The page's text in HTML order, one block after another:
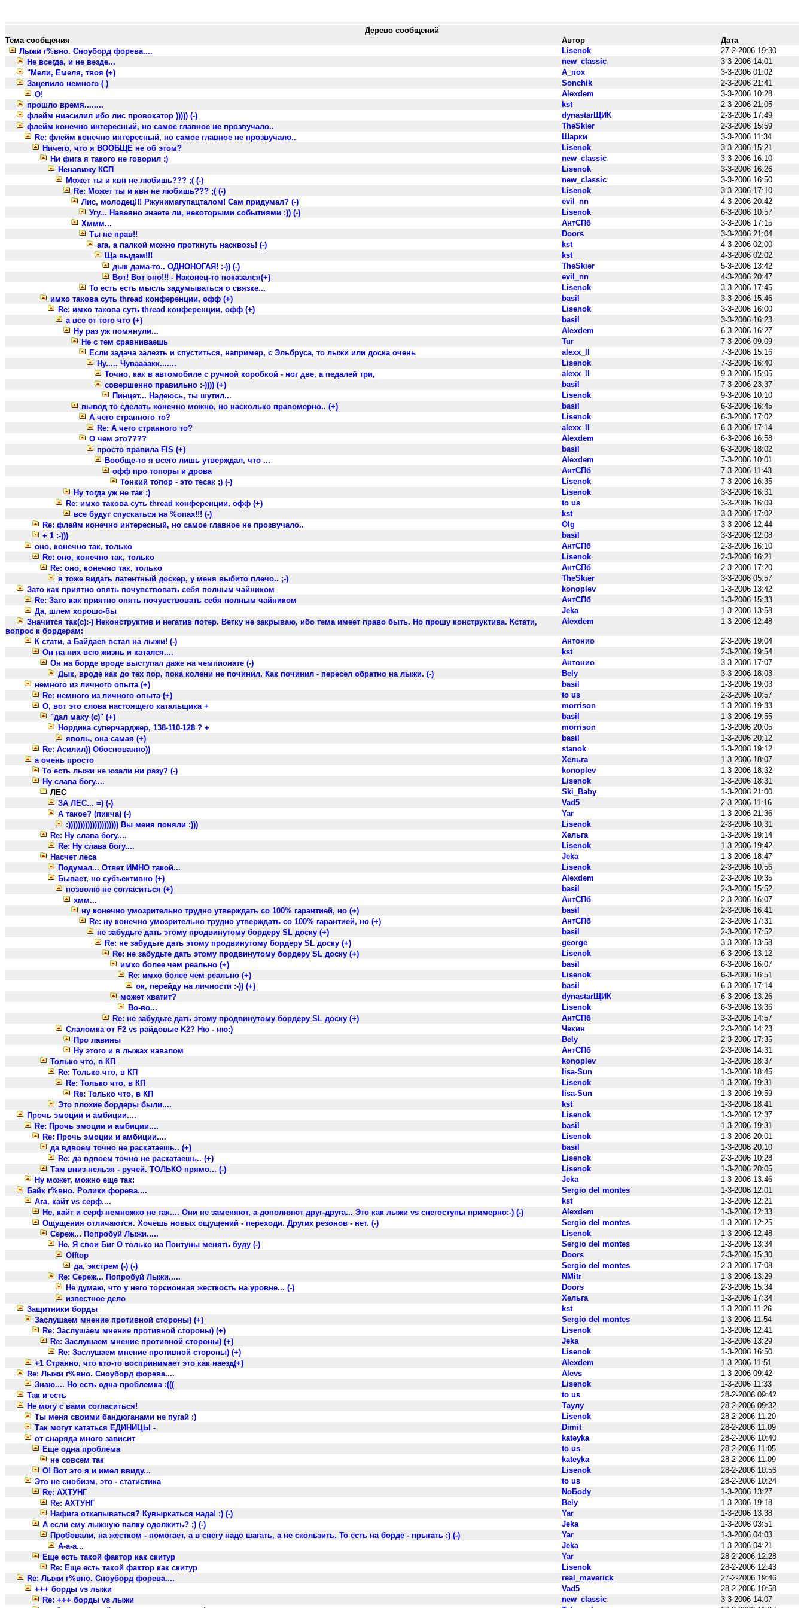
Дерево сообщений
Тема сообщения
Автор
Дата
Лыжи г%вно. Сноуборд форева....
Lisenok
27-2-2006 19:30
Не всегда, и не везде...
new_classic
3-3-2006 14:01
"Мели, Емеля, твоя (+)
А_пох
3-3-2006 01:02
Зацепило немного ( )
Sonchik
2-3-2006 21:41
О!
Alexdem
3-3-2006 10:28
прошло время........
kst
2-3-2006 21:05
флейм ниасилил ибо лис провокатор ))))) (-)
dynastarЩИК
2-3-2006 17:49
флейм конечно интересный, но самое главное не прозвучало..
TheSkier
2-3-2006 15:59
Re: флейм конечно интересный, но самое главное не прозвучало..
Шарки
3-3-2006 11:34
Ничего, что я ВООБЩЕ не об этом?
Lisenok
3-3-2006 15:21
Ни фига я такого не говорил :)
new_classic
3-3-2006 16:10
Ненавижу КСП
Lisenok
3-3-2006 16:26
Может ты и квн не любишь??? ;( (-)
new_classic
3-3-2006 16:50
Re: Может ты и квн не любишь??? ;( (-)
Lisenok
3-3-2006 17:10
Лис, молодец!!! Ржунимагупацталом! Сам придумал? (-)
evil_nn
4-3-2006 20:42
Угу... Навеяно знаете ли, некоторыми событиями :)) (-)
Lisenok
6-3-2006 10:57
Хммм...
АнтСПб
3-3-2006 17:15
Ты не прав!!
Doors
3-3-2006 21:04
ага, а палкой можно проткнуть насквозь! (-)
kst
4-3-2006 02:00
Ща выдам!!!
kst
4-3-2006 02:02
дык дама-то.. ОДНОНОГАЯ! :-)) (-)
TheSkier
5-3-2006 13:42
Вот! Вот оно!!! - Наконец-то показался(+)
evil_nn
4-3-2006 20:47
То есть есть мысль задумываться о связке...
Lisenok
3-3-2006 17:45
имхо такова суть thread конференции, офф (+)
basil
3-3-2006 15:46
Re: имхо такова суть thread конференции, офф (+)
Lisenok
3-3-2006 16:00
а все от того что (+)
basil
3-3-2006 16:23
Ну раз уж помянули...
Alexdem
6-3-2006 16:27
Не с тем сравниваешь
Tur
7-3-2006 09:09
Если задача залезть и спуститься, например, с Эльбруса, то лыжи или доска очень
alexx_ll
7-3-2006 15:16
Ну..... Чуваааакк.......
Lisenok
7-3-2006 16:40
Точно, как в автомобиле с ручной коробкой - ног две, а педалей три,
alexx_ll
9-3-2006 15:05
совершенно правильно :-)))) (+)
basil
7-3-2006 23:37
Пинцет... Надеюсь, ты шутил...
Lisenok
9-3-2006 10:10
вывод то сделать конечно можно, но насколько правомерно.. (+)
basil
6-3-2006 16:45
А чего странного то?
Lisenok
6-3-2006 17:02
Re: А чего странного то?
alexx_ll
6-3-2006 17:14
О чем это????
Alexdem
6-3-2006 16:58
просто правила FIS (+)
basil
6-3-2006 18:02
Вообще-то я всего лишь утверждал, что ...
Alexdem
7-3-2006 10:01
офф про топоры и дрова
АнтСПб
7-3-2006 11:43
Тонкий топор - это тесак ;) (-)
Lisenok
7-3-2006 16:35
Ну тогда уж не так :)
Lisenok
3-3-2006 16:31
Re: имхо такова суть thread конференции, офф (+)
to us
3-3-2006 16:09
все будут спускаться на %опах!!! (-)
kst
3-3-2006 17:02
Re: флейм конечно интересный, но самое главное не прозвучало..
Olg
3-3-2006 12:44
+ 1 :-)))
basil
3-3-2006 12:08
оно, конечно так, только
АнтСПб
2-3-2006 16:10
Re: оно, конечно так, только
Lisenok
2-3-2006 16:21
Re: оно, конечно так, только
АнтСПб
2-3-2006 17:20
я тоже видать латентный доскер, у меня выбито плечо.. ;-)
TheSkier
3-3-2006 05:57
Зато как приятно опять почувствовать себя полным чайником
konoplev
1-3-2006 13:42
Re: Зато как приятно опять почувствовать себя полным чайником
АнтСПб
1-3-2006 15:33
Да, шлем хорошо-бы
Jeka
1-3-2006 13:58
Значится так(с):-) Неконструктив и негатив потер. Ветку не закрываю, ибо тема имеет право быть. Но прошу конструктива. Кстати,
вопрос к бордерам:
Alexdem 1-3-2006 12:48
К стати, а Байдаев встал на лыжи! (-) Антонио
2-3-2006 19:04
Он на них всю жизнь и катался....
kst
2-3-2006 19:54
Он на борде вроде выступал даже на чемпионате (-)
Антонио
3-3-2006 17:07
Дык, вроде как до тех пор, пока колени не починил. Как починил - пересел обратно на лыжи. (-)
Bely
3-3-2006 18:03
немного из личного опыта (+)
basil
1-3-2006 19:03
Re: немного из личного опыта (+)
to us
2-3-2006 10:57
О, вот это слова настоящего катальщика +
morrison
1-3-2006 19:33
"дал маху (с)" (+)
basil
1-3-2006 19:55
Нордика суперчарджер, 138-110-128 ? +
morrison
1-3-2006 20:05
яволь, она самая (+)
basil
1-3-2006 20:12
Re: Асилил)) Обоснованно))
stanok
1-3-2006 19:12
а очень просто
Хельга
1-3-2006 18:07
То есть лыжи не юзали ни разу? (-)
konoplev
1-3-2006 18:32
Ну слава богу....
Lisenok
1-3-2006 18:31
ЛЕС
Ski_Baby
1-3-2006 21:00
ЗА ЛЕС... =) (-)
Vad5
2-3-2006 11:16
А такое? (пикча) (-)
Yar
1-3-2006 21:36
:))))))))))))))))))))) Вы меня поняли :)))
Lisenok
2-3-2006 10:31
Re: Ну слава богу....
Хельга
1-3-2006 19:14
Re: Ну слава богу....
Lisenok
1-3-2006 19:42
Насчет леса
Jeka
1-3-2006 18:47
Подумал... Ответ ИМНО такой...
Lisenok
2-3-2006 10:56
Бывает, но субъективно (+)
Alexdem
2-3-2006 10:35
позволю не согласиться (+)
basil
2-3-2006 15:52
хмм...
АнтСПб
2-3-2006 16:07
ну конечно умозрительно трудно утверждать со 100% гарантией, но (+)
basil
2-3-2006 16:41
Re: ну конечно умозрительно трудно утверждать со 100% гарантией, но (+)
АнтСПб
2-3-2006 17:31
не забудьте дать этому продвинутому бордеру SL доску (+)
basil
2-3-2006 17:52
Re: не забудьте дать этому продвинутому бордеру SL доску (+)
george
3-3-2006 13:58
Re: не забудьте дать этому продвинутому бордеру SL доску (+)
Lisenok
6-3-2006 13:12
имхо более чем реально (+)
basil
6-3-2006 16:07
Re: имхо более чем реально (+)
Lisenok
6-3-2006 16:51
ок, перейду на личности :-)) (+)
basil
6-3-2006 17:14
может хватит?
dynastarЩИК
6-3-2006 13:26
Во-во...
Lisenok
6-3-2006 13:36
Re: не забудьте дать этому продвинутому бордеру SL доску (+)
АнтСПб
3-3-2006 14:57
Слаломка от F2 vs райдовые K2? Ню - ню:)
Чекин
2-3-2006 14:23
Про лавины
Bely
2-3-2006 17:35
Ну этого и в лыжах навалом
АнтСПб
2-3-2006 14:31
Только что, в КП
konoplev
1-3-2006 18:37
Re: Только что, в КП
lisa-Sun
1-3-2006 18:45
Re: Только что, в КП
Lisenok
1-3-2006 19:31
Re: Только что, в КП
lisa-Sun
1-3-2006 19:59
Это плохие бордеры были....
kst
1-3-2006 18:41
Прочь эмоции и амбиции....
Lisenok
1-3-2006 12:37
Re: Прочь эмоции и амбиции....
basil
1-3-2006 19:31
Re: Прочь эмоции и амбиции....
Lisenok
1-3-2006 20:01
да вдвоем точно не раскатаешь.. (+)
basil
1-3-2006 20:10
Re: да вдвоем точно не раскатаешь.. (+)
Lisenok
2-3-2006 10:28
Там вниз нельзя - ручей. ТОЛЬКО прямо... (-)
Lisenok
1-3-2006 20:05
Ну может, можно еще так:
Jeka
1-3-2006 13:46
Байк г%вно. Ролики форева....
Sergio del montes
1-3-2006 12:01
Ага, кайт vs серф....
kst
1-3-2006 12:21
Не, кайт и серф немножко не так.... Они не заменяют, а дополняют друг-друга... Это как лыжи vs снегоступы примерно:-) (-)
Alexdem
1-3-2006 12:33
Ощущения отличаются. Хочешь новых ощущений - переходи. Других резонов - нет. (-)
Sergio del montes
1-3-2006 12:25
Сереж... Попробуй Лыжи.....
Lisenok
1-3-2006 12:48
Не. Я свои Биг О только на Понтуны менять буду (-)
Sergio del montes
1-3-2006 13:34
Offtop
Doors
2-3-2006 15:30
да, экстрем (-) (-)
Sergio del montes
2-3-2006 17:08
Re: Сереж... Попробуй Лыжи.....
NMitr
1-3-2006 13:29
Не думаю, что у него торсионная жесткость на уровне... (-)
Doors
2-3-2006 15:34
известное дело
Хельга
1-3-2006 17:34
Защитники борды
kst
1-3-2006 11:26
Заслушаем мнение противной стороны) (+)
Sergio del montes
1-3-2006 11:54
Re: Заслушаем мнение противной стороны) (+)
Lisenok
1-3-2006 12:41
Re: Заслушаем мнение противной стороны) (+)
Jeka
1-3-2006 13:29
Re: Заслушаем мнение противной стороны) (+)
Lisenok
1-3-2006 16:50
+1 Странно, что кто-то воспринимает это как наезд(+)
Alexdem
1-3-2006 11:51
Re: Лыжи г%вно. Сноуборд форева....
Alevs
1-3-2006 09:42
Знаю.... Но есть одна проблемка :(((
Lisenok
1-3-2006 11:33
Так и есть
to us
28-2-2006 09:42
Не могу с вами согласиться!
Таулу
28-2-2006 09:32
Ты меня своими бандюганами не пугай :)
Lisenok
28-2-2006 11:20
Так могут кататься ЕДИНИЦЫ -
Dimit
28-2-2006 11:09
от снаряда много зависит
kateyka
28-2-2006 10:40
Еще одна проблема
to us
28-2-2006 11:05
не совсем так
kateyka
28-2-2006 11:09
О! Вот это я и имел ввиду...
Lisenok
28-2-2006 10:56
Это не снобизм, это - статистика
to us
28-2-2006 10:24
Re: АХТУНГ
NoБody
1-3-2006 13:27
Re: АХТУНГ
Bely
1-3-2006 19:18
Нафига откапываться? Кувыркаться нада! :) (-)
Yar
1-3-2006 13:38
А если ему лыжную палку одолжить? ;) (-)
Jeka
1-3-2006 03:51
Пробовали, на жестком - помогает, а в снегу надо шагать, а не скользить. То есть на борде - прыгать :) (-)
Yar
1-3-2006 04:03
А-а-а...
Jeka
1-3-2006 04:21
Еще есть такой фактор как скитур
Yar
28-2-2006 12:28
Re: Еще есть такой фактор как скитур
Lisenok
28-2-2006 12:43
Re: Лыжи г%вно. Сноуборд форева....
real_maverick
27-2-2006 19:46
+++ борды vs лыжи
Vad5
28-2-2006 10:58
Re: +++ борды vs лыжи
new_classic
3-3-2006 14:07